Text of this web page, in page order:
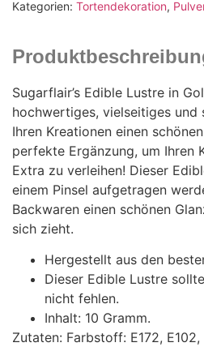
Kategorien: Tortendekoration,
Sugarflair’s Edible Lustre in
hochwertiges, vielseitiges und
Ihren Kreationen einen
perfekte Ergänzung, um Ihren
Extra zu verleihen! Dieser
einem Pinsel aufgetragen
Backwaren einen schönen
sich zieht.
Hergestellt aus den
Dieser Edible Lustre
nicht fehlen.
Inhalt: 10 Gramm.
Zutaten: Farbstoff: E172,